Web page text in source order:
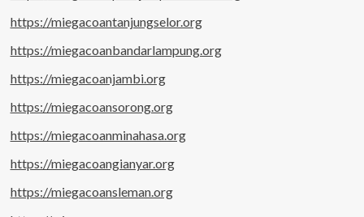
https://miegacoantanjungselor.org
https://miegacoanbandarlampung.org
https://miegacoanjambi.org
https://miegacoansorong.org
https://miegacoanminahasa.org
https://miegacoangianyar.org
https://miegacoansleman.org